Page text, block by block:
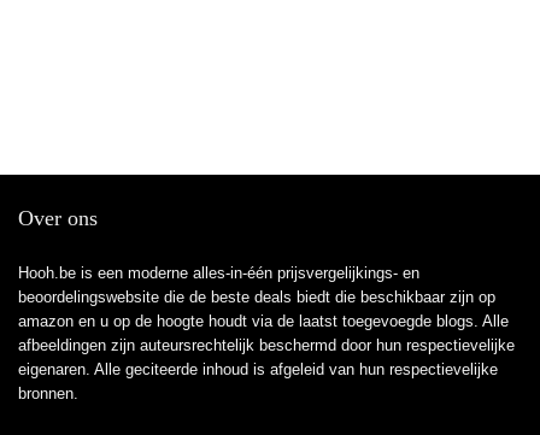
Over ons
Hooh.be is een moderne alles-in-één prijsvergelijkings- en
beoordelingswebsite die de beste deals biedt die beschikbaar zijn op
amazon en u op de hoogte houdt via de laatst toegevoegde blogs. Alle
afbeeldingen zijn auteursrechtelijk beschermd door hun respectievelijke
eigenaren. Alle geciteerde inhoud is afgeleid van hun respectievelijke
bronnen.